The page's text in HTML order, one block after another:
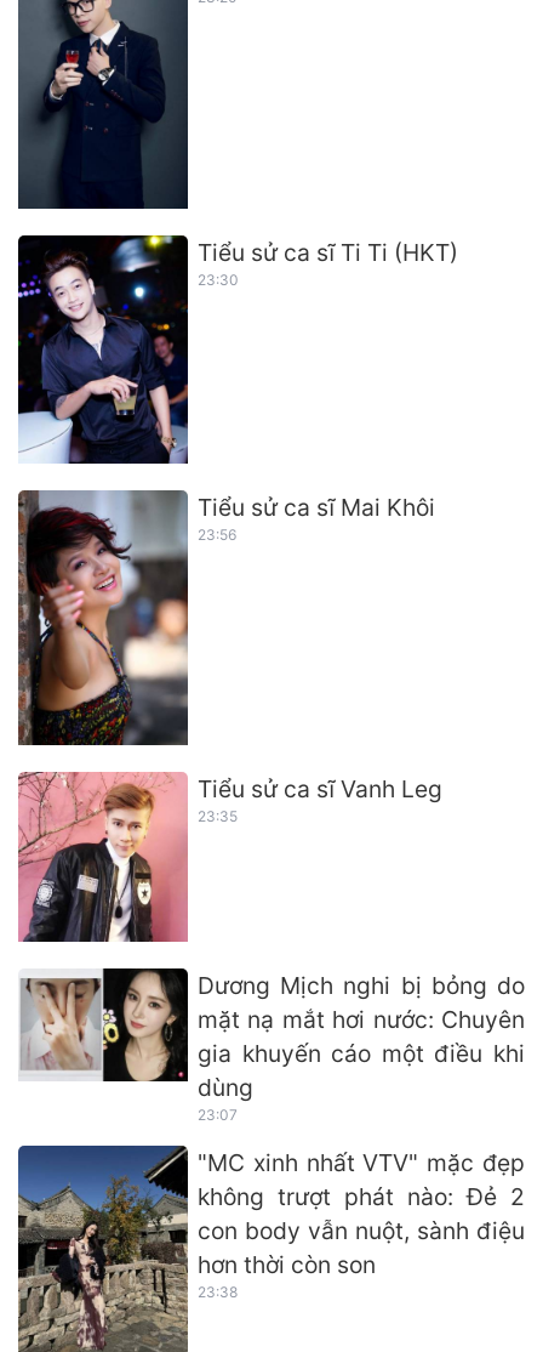
Tiểu sử ca sĩ Ti Ti (HKT)
23:30
Tiểu sử ca sĩ Mai Khôi
23:56
Tiểu sử ca sĩ Vanh Leg
23:35
Dương Mịch nghi bị bỏng do
mặt nạ mắt hơi nước: Chuyên
gia khuyến cáo một điều khi
dùng
23:07
"MC xinh nhất VTV" mặc đẹp
không trượt phát nào: Đẻ 2
con body vẫn nuột, sành điệu
hơn thời còn son
23:38